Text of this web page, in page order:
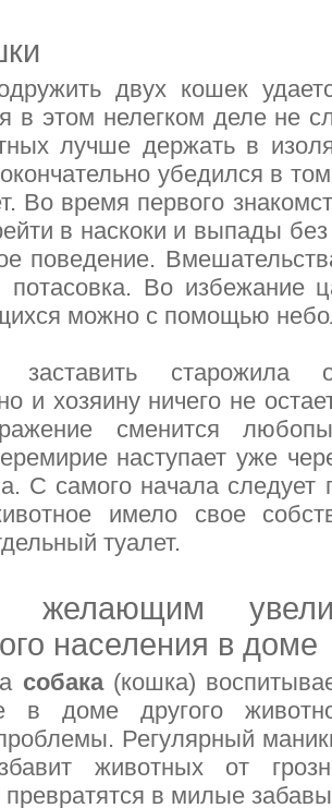
двух кошек
в этом нелегком деле не
лучше держать в
убедился в
Во время первого
в наскоки и выпады
поведение.
потасовка. Во избежание
можно с помощью
заставить старожила
и хозяину ничего не
сменится
наступает уже
С самого начала следует
имело свое
туалет.
желающим
населения в доме
собака(кошка)
в доме другого
Регулярный
животных от
превратятся в милые